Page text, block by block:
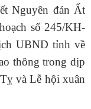
Nguyên đán Ất
số 245/KH-
UBND tỉnh về
thông trong dịp
và Lễ hội xuân